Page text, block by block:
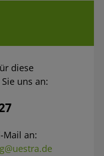
diese
uns an:
Mail an: